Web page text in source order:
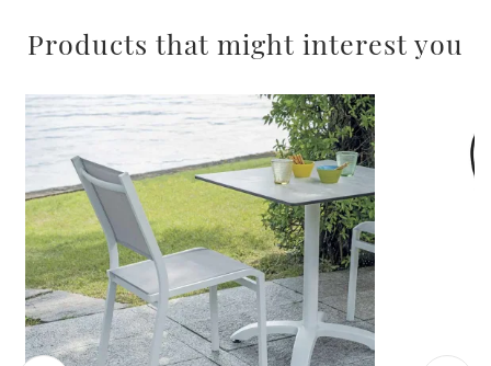
Products that might interest you